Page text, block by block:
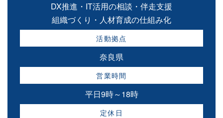
DX推進・IT活用の相談・伴走支援
組織づくり・人材育成の仕組み化
活動拠点
奈良県
営業時間
平日9時～18時
定休日